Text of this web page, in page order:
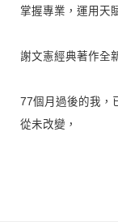
掌握專業，運用天
謝文憲經典著作全
77個月過後的我，
從未改變，
即使曾摔得遍體麟